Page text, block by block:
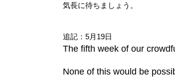
気長に待ちましょう。
追記：5月19日
The fifth week of our
None of this would be